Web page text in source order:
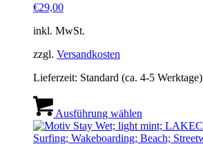
gewählt
werden
€29,00
inkl. MwSt.
zzgl. Versandkosten
Lieferzeit: Standard (ca. 4-5 Werktage)
Ausführung wählen
weist
mehrere